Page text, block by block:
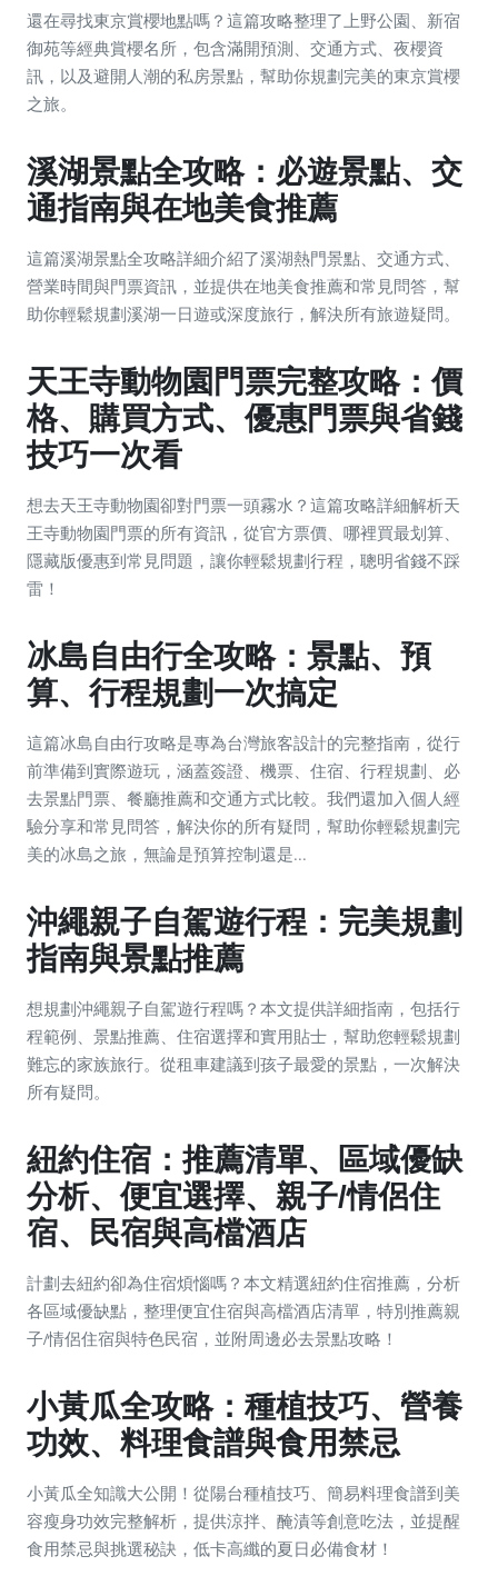
還在尋找東京賞櫻地點嗎？這篇攻略整理了上野公園、新宿
御苑等經典賞櫻名所，包含滿開預測、交通方式、夜櫻資
訊，以及避開人潮的私房景點，幫助你規劃完美的東京賞櫻
之旅。
溪湖景點全攻略：必遊景點、交
通指南與在地美食推薦
這篇溪湖景點全攻略詳細介紹了溪湖熱門景點、交通方式、
營業時間與門票資訊，並提供在地美食推薦和常見問答，幫
助你輕鬆規劃溪湖一日遊或深度旅行，解決所有旅遊疑問。
天王寺動物園門票完整攻略：價
格、購買方式、優惠門票與省錢
技巧一次看
想去天王寺動物園卻對門票一頭霧水？這篇攻略詳細解析天
王寺動物園門票的所有資訊，從官方票價、哪裡買最划算、
隱藏版優惠到常見問題，讓你輕鬆規劃行程，聰明省錢不踩
雷！
冰島自由行全攻略：景點、預
算、行程規劃一次搞定
這篇冰島自由行攻略是專為台灣旅客設計的完整指南，從行
前準備到實際遊玩，涵蓋簽證、機票、住宿、行程規劃、必
去景點門票、餐廳推薦和交通方式比較。我們還加入個人經
驗分享和常見問答，解決你的所有疑問，幫助你輕鬆規劃完
美的冰島之旅，無論是預算控制還是...
沖繩親子自駕遊行程：完美規劃
指南與景點推薦
想規劃沖繩親子自駕遊行程嗎？本文提供詳細指南，包括行
程範例、景點推薦、住宿選擇和實用貼士，幫助您輕鬆規劃
難忘的家族旅行。從租車建議到孩子最愛的景點，一次解決
所有疑問。
紐約住宿：推薦清單、區域優缺
分析、便宜選擇、親子/情侶住
宿、民宿與高檔酒店
計劃去紐約卻為住宿煩惱嗎？本文精選紐約住宿推薦，分析
各區域優缺點，整理便宜住宿與高檔酒店清單，特別推薦親
子/情侶住宿與特色民宿，並附周邊必去景點攻略！
小黃瓜全攻略：種植技巧、營養
功效、料理食譜與食用禁忌
小黃瓜全知識大公開！從陽台種植技巧、簡易料理食譜到美
容瘦身功效完整解析，提供涼拌、醃漬等創意吃法，並提醒
食用禁忌與挑選秘訣，低卡高纖的夏日必備食材！